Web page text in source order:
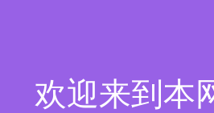
欢迎来到本